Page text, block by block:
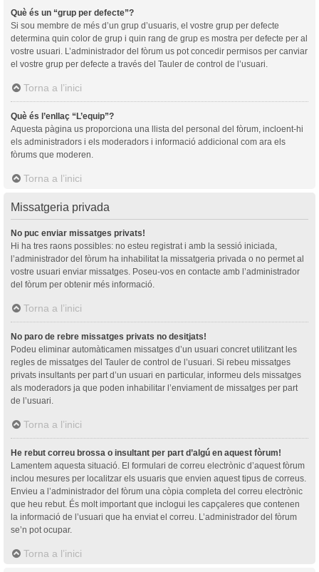
Què és un “grup per defecte”?
Si sou membre de més d’un grup d’usuaris, el vostre grup per defecte
determina quin color de grup i quin rang de grup es mostra per defecte per al
vostre usuari. L’administrador del fòrum us pot concedir permisos per canviar
el vostre grup per defecte a través del Tauler de control de l’usuari.
Torna a l’inici
Què és l’enllaç “L’equip”?
Aquesta pàgina us proporciona una llista del personal del fòrum, incloent-hi
els administradors i els moderadors i informació addicional com ara els
fòrums que moderen.
Torna a l’inici
Missatgeria privada
No puc enviar missatges privats!
Hi ha tres raons possibles: no esteu registrat i amb la sessió iniciada,
l’administrador del fòrum ha inhabilitat la missatgeria privada o no permet al
vostre usuari enviar missatges. Poseu-vos en contacte amb l’administrador
del fòrum per obtenir més informació.
Torna a l’inici
No paro de rebre missatges privats no desitjats!
Podeu eliminar automàticamen missatges d’un usuari concret utilitzant les
regles de missatges del Tauler de control de l’usuari. Si rebeu missatges
privats insultants per part d’un usuari en particular, informeu dels missatges
als moderadors ja que poden inhabilitar l’enviament de missatges per part
de l’usuari.
Torna a l’inici
He rebut correu brossa o insultant per part d’algú en aquest fòrum!
Lamentem aquesta situació. El formulari de correu electrònic d’aquest fòrum
inclou mesures per localitzar els usuaris que envien aquest tipus de correus.
Envieu a l’administrador del fòrum una còpia completa del correu electrònic
que heu rebut. És molt important que inclogui les capçaleres que contenen
la informació de l’usuari que ha enviat el correu. L’administrador del fòrum
se’n pot ocupar.
Torna a l’inici